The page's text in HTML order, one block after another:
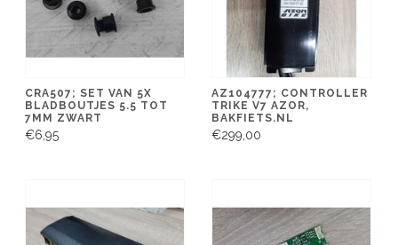
CRA507; SET VAN 5X
BLADBOUTJES 5.5 TOT
7MM ZWART
€6,95
AZ104777; CONTROLLER
TRIKE V7 AZOR,
BAKFIETS.NL
€299,00